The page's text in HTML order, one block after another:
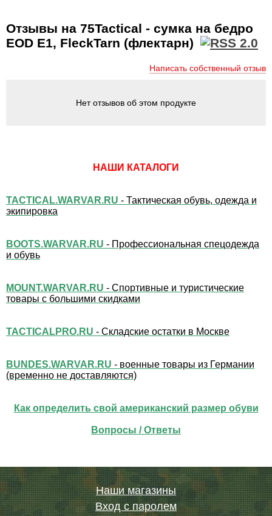
Отзывы на 75Tactical - cумка на бедро
EOD E1, FleckTarn (флектарн)
Написать собственный отзыв
Нет отзывов об этом продукте
НАШИ КАТАЛОГИ
TACTICAL.WARVAR.RU - Тактическая обувь, одежда и
экипировка
BOOTS.WARVAR.RU - Профессиональная спецодежда
и обувь
MOUNT.WARVAR.RU - Спортивные и туристические
товары с большими скидками
TACTICALPRO.RU - Складские остатки в Москве
BUNDES.WARVAR.RU - военные товары из Германии
(временно не доставляются)
Как определить свой американский размер обуви
Вопросы / Ответы
Наши магазины
Вход с паролем